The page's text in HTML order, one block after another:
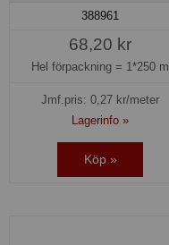
388961
68,20 kr
Hel förpackning = 1*250 m
Jmf.pris: 0,27 kr/meter
Lagerinfo »
Köp »